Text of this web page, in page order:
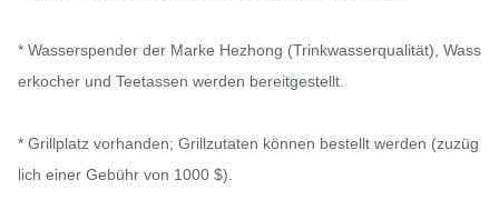
* Wasserspender der Marke Hezhong (Trinkwasserqualität), Wass
erkocher und Teetassen werden bereitgestellt.
* Grillplatz vorhanden; Grillzutaten können bestellt werden (zuzüg
lich einer Gebühr von 1000 $).